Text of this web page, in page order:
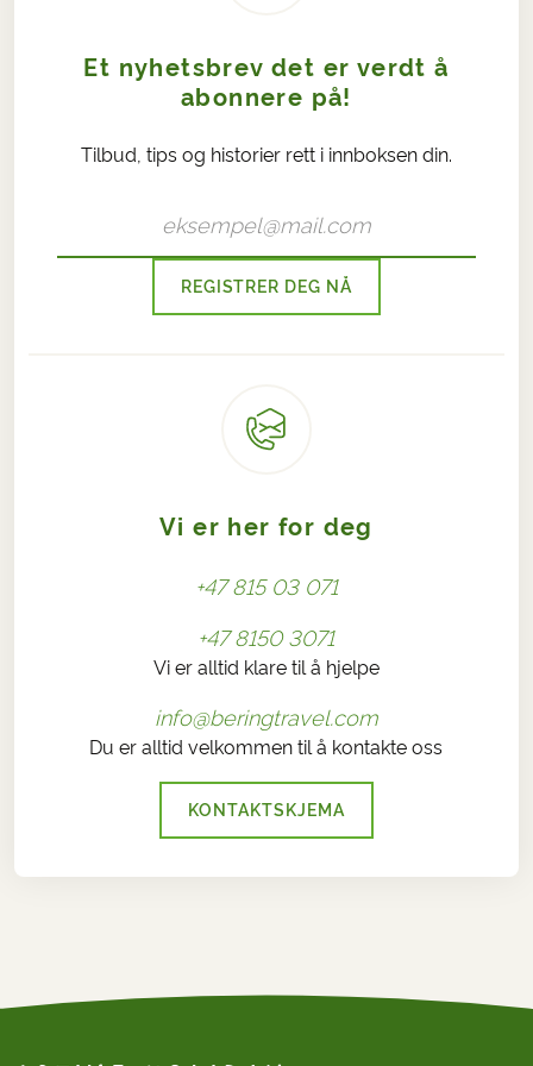
Et nyhetsbrev det er verdt å
abonnere på!
Tilbud, tips og historier rett i innboksen din.
REGISTRER DEG NÅ
Vi er her for deg
+47 815 03 071
+47 8150 3071
Vi er alltid klare til å hjelpe
info@beringtravel.com
Du er alltid velkommen til å kontakte oss
KONTAKTSKJEMA